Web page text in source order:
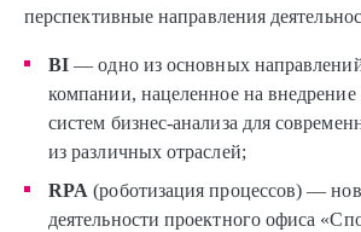
перспективные направления
BI — одно из основных
компании, нацеленное на
систем бизнес-анализа для
из различных отраслей;
RPA (роботизация процессов) —
деятельности проектного офиса